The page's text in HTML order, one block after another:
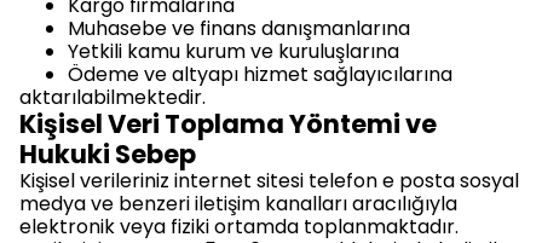
Muhasebe ve finans danışmanlarına
Yetkili kamu kurum ve kuruluşlarına
Ödeme ve altyapı hizmet sağlayıcılarına
aktarılabilmektedir.
Kişisel Veri Toplama Yöntemi ve
Hukuki Sebep
Kişisel verileriniz internet sitesi telefon e posta sosyal
medya ve benzeri iletişim kanalları aracılığıyla
elektronik veya fiziki ortamda toplanmaktadır.